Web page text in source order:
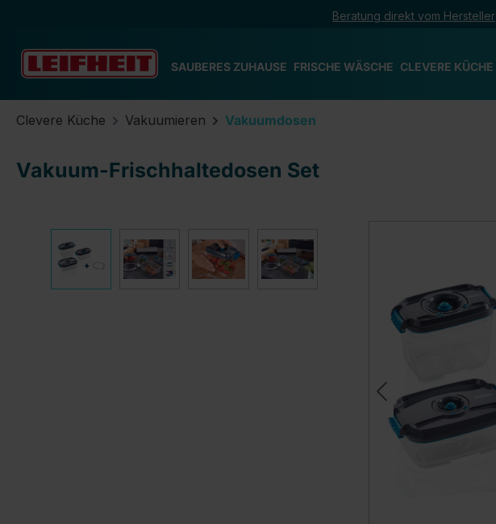
Beratung direkt vom Hersteller
SAUBERES ZUHAUSE FRISCHE WÄSCHE CLEVERE KÜCHE
Clevere Küche Vakuumieren Vakuumdosen
Vakuum-Frischhaltedosen Set